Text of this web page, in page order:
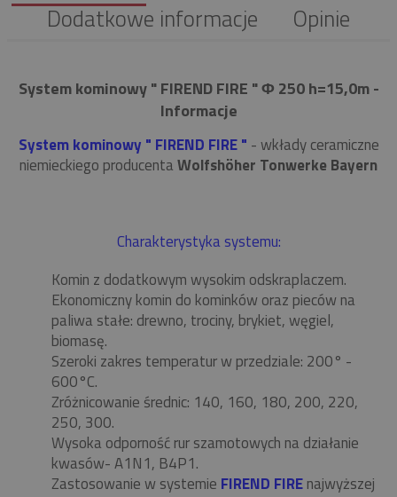
Dodatkowe informacje
Opinie
System kominowy " FIREND FIRE " Φ 250 h=15,0m -
Informacje
System kominowy " FIREND FIRE " - wkłady ceramiczne
niemieckiego producentaWolfshöher Tonwerke Bayern
Charakterystyka systemu:
Komin z dodatkowym wysokim odskraplaczem.
Ekonomiczny komin do kominków oraz pieców na
paliwa stałe: drewno, trociny, brykiet, węgiel,
biomasę.
Szeroki zakres temperatur w przedziale: 200° -
600°C.
Zróżnicowanie średnic: 140, 160, 180, 200, 220,
250, 300.
Wysoka odporność rur szamotowych na działanie
kwasów- A1N1, B4P1.
Zastosowanie w systemie FIREND FIREnajwyższej